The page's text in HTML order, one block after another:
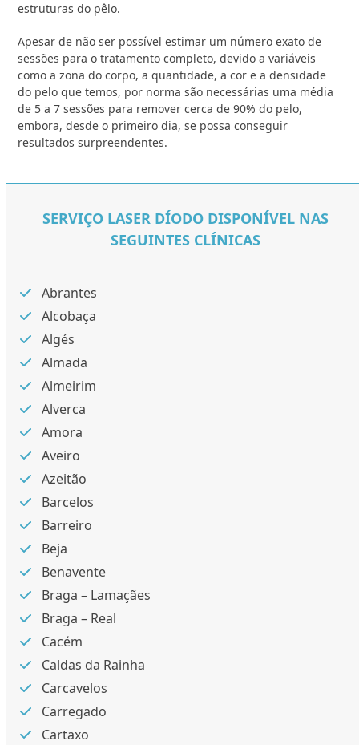
estruturas do pêlo.
Apesar de não ser possível estimar um número exato de
sessões para o tratamento completo, devido a variáveis
como a zona do corpo, a quantidade, a cor e a densidade
do pelo que temos, por norma são necessárias uma média
de 5 a 7 sessões para remover cerca de 90% do pelo,
embora, desde o primeiro dia, se possa conseguir
resultados surpreendentes.
SERVIÇO LASER DÍODO DISPONÍVEL NAS
SEGUINTES CLÍNICAS
Abrantes
Alcobaça
Algés
Almada
Almeirim
Alverca
Amora
Aveiro
Azeitão
Barcelos
Barreiro
Beja
Benavente
Braga – Lamaçães
Braga – Real
Cacém
Caldas da Rainha
Carcavelos
Carregado
Cartaxo